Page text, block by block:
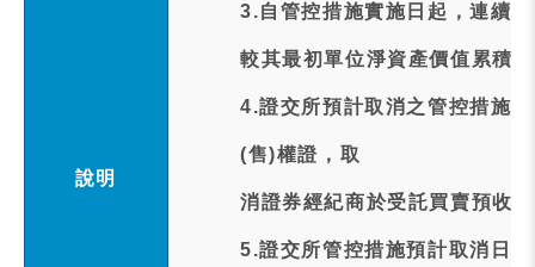
說明
3.自管控措施實施日起，連續
較其最初單位淨資產價值累積
4.證交所預計取消之管控措施
(售)權證，取
消證券經紀商於受託買賣預收
5.證交所管控措施預計取消日